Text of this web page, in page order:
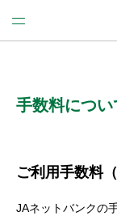
手数料につい
ご利用手数料
JAネットバンクの